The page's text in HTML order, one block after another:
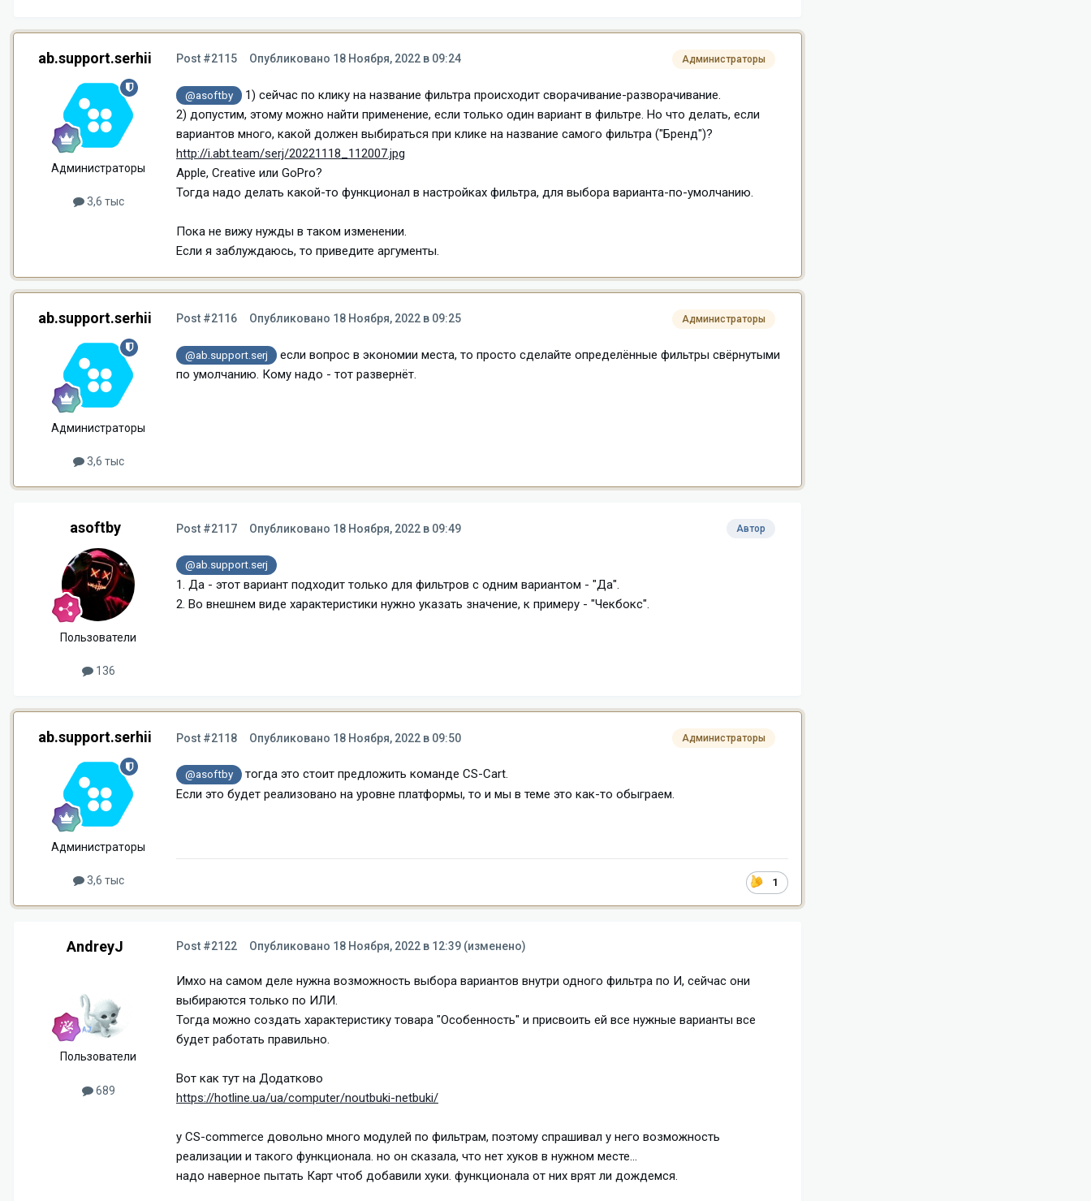
ab.support.serhii
Администраторы
3,6 тыс
Администраторы
Post #2115 Опубликовано 18 Ноября, 2022 в 09:24
@asoftby
1) сейчас по клику на название фильтра происходит сворачивание-разворачивание.
2) допустим, этому можно найти применение, если только один вариант в фильтре. Но что делать, если
вариантов много, какой должен выбираться при клике на название самого фильтра ("Бренд")?
http://i.abt.team/serj/20221118_112007.jpg
Apple, Creative или GoPro?
Тогда надо делать какой-то функционал в настройках фильтра, для выбора варианта-по-умолчанию.
Пока не вижу нужды в таком изменении.
Если я заблуждаюсь, то приведите аргументы.
ab.support.serhii
Администраторы
3,6 тыс
Администраторы
Post #2116 Опубликовано 18 Ноября, 2022 в 09:25
@ab.support.serj
если вопрос в экономии места, то просто сделайте определённые фильтры свёрнутыми
по умолчанию. Кому надо - тот развернёт.
asoftby
Пользователи
136
Автор
Post #2117 Опубликовано 18 Ноября, 2022 в 09:49
@ab.support.serj
1. Да - этот вариант подходит только для фильтров с одним вариантом - "Да".
2. Во внешнем виде характеристики нужно указать значение, к примеру - "Чекбокс".
ab.support.serhii
Администраторы
3,6 тыс
Администраторы
Post #2118 Опубликовано 18 Ноября, 2022 в 09:50
@asoftby
тогда это стоит предложить команде CS-Cart.
Если это будет реализовано на уровне платформы, то и мы в теме это как-то обыграем.
1
AndreyJ
Пользователи
689
Post #2122 Опубликовано 18 Ноября, 2022 в 12:39 (изменено)
Имхо на самом деле нужна возможность выбора вариантов внутри одного фильтра по И, сейчас они
выбираются только по ИЛИ.
Тогда можно создать характеристику товара "Особенность" и присвоить ей все нужные варианты все
будет работать правильно.
Вот как тут на Додатково
https://hotline.ua/ua/computer/noutbuki-netbuki/
у СS-commerce довольно много модулей по фильтрам, поэтому спрашивал у него возможность
реализации и такого функционала. но он сказала, что нет хуков в нужном месте...
надо наверное пытать Карт чтоб добавили хуки. функционала от них врят ли дождемся.